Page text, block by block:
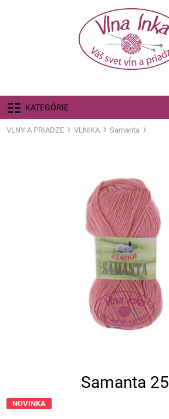
KATEGÓRIE
VLNY A PRIADZE VLNIKA Samanta
Samanta 25
NOVINKA